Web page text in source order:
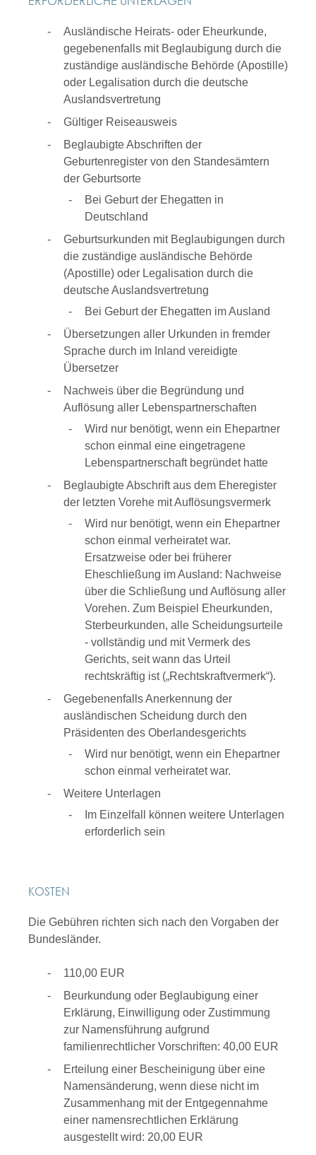
Ausländische Heirats- oder Eheurkunde,
gegebenenfalls mit Beglaubigung durch die
zuständige ausländische Behörde (Apostille)
oder Legalisation durch die deutsche
Auslandsvertretung
Gültiger Reiseausweis
Beglaubigte Abschriften der
Geburtenregister von den Standesämtern
der Geburtsorte
Bei Geburt der Ehegatten in
Deutschland
Geburtsurkunden mit Beglaubigungen durch
die zuständige ausländische Behörde
(Apostille) oder Legalisation durch die
deutsche Auslandsvertretung
Bei Geburt der Ehegatten im Ausland
Übersetzungen aller Urkunden in fremder
Sprache durch im Inland vereidigte
Übersetzer
Nachweis über die Begründung und
Auflösung aller Lebenspartnerschaften
Wird nur benötigt, wenn ein Ehepartner
schon einmal eine eingetragene
Lebenspartnerschaft begründet hatte
Beglaubigte Abschrift aus dem Eheregister
der letzten Vorehe mit Auflösungsvermerk
Wird nur benötigt, wenn ein Ehepartner
schon einmal verheiratet war.
Ersatzweise oder bei früherer
Eheschließung im Ausland: Nachweise
über die Schließung und Auflösung aller
Vorehen. Zum Beispiel Eheurkunden,
Sterbeurkunden, alle Scheidungsurteile
- vollständig und mit Vermerk des
Gerichts, seit wann das Urteil
rechtskräftig ist („Rechtskraftvermerk“).
Gegebenenfalls Anerkennung der
ausländischen Scheidung durch den
Präsidenten des Oberlandesgerichts
Wird nur benötigt, wenn ein Ehepartner
schon einmal verheiratet war.
Weitere Unterlagen
Im Einzelfall können weitere Unterlagen
erforderlich sein
KOSTEN
Die Gebühren richten sich nach den Vorgaben der
Bundesländer.
110,00 EUR
Beurkundung oder Beglaubigung einer
Erklärung, Einwilligung oder Zustimmung
zur Namensführung aufgrund
familienrechtlicher Vorschriften: 40,00 EUR
Erteilung einer Bescheinigung über eine
Namensänderung, wenn diese nicht im
Zusammenhang mit der Entgegennahme
einer namensrechtlichen Erklärung
ausgestellt wird: 20,00 EUR